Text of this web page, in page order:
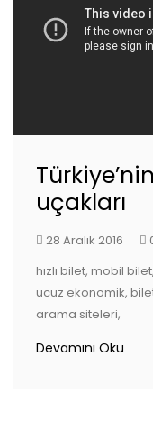
uçakları
28 Aralık 2016
hızlı bilet, mobil
ucuz ekonomik,
arama siteleri,
Devamını Oku